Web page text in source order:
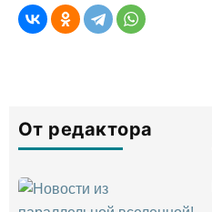
От редактора